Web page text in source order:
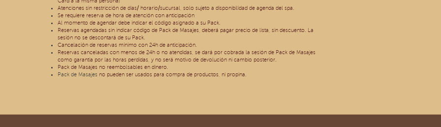
Atenciones sin restricción de días/ horario/sucursal, solo sujeto a disponibilidad de agenda del spa.
Se requiere reserva de hora de atención con anticipación
Al momento de agendar debe indicar el código asignado a su Pack.
Reservas agendadas sin indicar código de Pack de Masajes, deberá pagar precio de lista, sin descuento. La
sesión no se descontará de su Pack.
Cancelación de reservas mínimo con 24h de anticipación.
Reservas canceladas con menos de 24h o no atendidas, se dará por cobrada la sesión de Pack de Masajes
como garantía por las horas perdidas, y no será motivo de devolución ni cambio posterior.
Pack de Masajes no reembolsables en dinero.
Pack de Masajes no pueden ser usados para compra de productos, ni propina.